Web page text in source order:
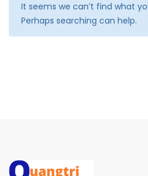
It seems we can’t find what
Perhaps searching can help.